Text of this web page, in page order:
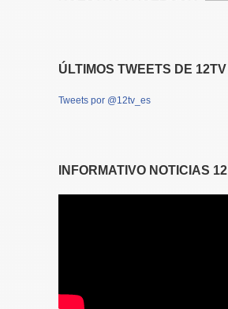
ÚLTIMOS TWEETS DE 12TV
Tweets por @12tv_es
INFORMATIVO NOTICIAS 12